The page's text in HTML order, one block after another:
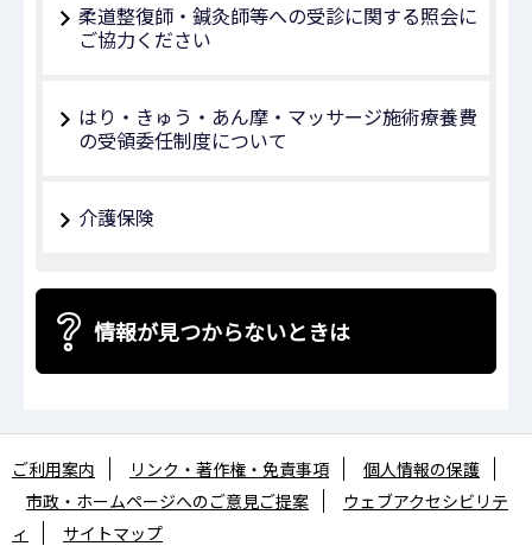
柔道整復師・鍼灸師等への受診に関する照会に
ご協力ください
はり・きゅう・あん摩・マッサージ施術療養費
の受領委任制度について
介護保険
情報が見つからないときは
ご利用案内 リンク・著作権・免責事項
個人情報の保護
市政・ホームページへのご意見ご提案
ウェブアクセシビリテ
ィ
サイトマップ